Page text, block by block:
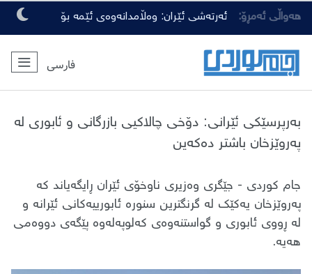
هەواڵی ئەمڕۆ: ئەرتەشی ئێران: وەڵامدانەوەی ئێمە بۆ
هەرچەشنە دەستدرێژیەکی دوژمنان، توندتر
و کەمەرشکێنتر دەبێت
فارسی
بەرپرسێکی ئێرانی: دۆخی چالاکیی بازرگانی و ئابوری لە
پەروێزخان باشتر دەکەین
جام کوردی - جێگری وەزیری ناوخۆی ئێران ڕایگەیاند کە
پەروێزخان یەکێک لە گرنگترین سنورە ئابورییەکانی ئێرانە و
لە ڕووی ئابوری و گواستنەوەی کەلوپەلەوە پێگەی دووەمی
هەیە.